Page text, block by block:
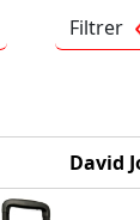
Filtrer
David